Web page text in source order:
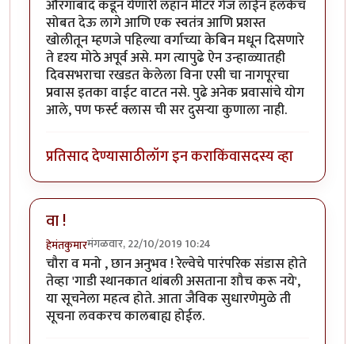
औरंगाबाद कडून येणारी लहान मीटर गेज लाईन हलकेच
सोबत देऊ लागे आणि एक स्वतंत्र आणि प्रशस्त
खोलीतून म्हणजे पहिल्या वर्गाच्या केबिन मधून दिसणारे
ते दृश्य मोठे अपूर्व असे. मग त्यापुढे ऐन उन्हाळ्यातही
दिवसभराचा रखडत केलेला विना एसी चा नागपूरचा
प्रवास इतका वाईट वाटत नसे. पुढे अनेक प्रवासांचे योग
आले, पण फर्स्ट क्लास ची सर दुसऱ्या कुणाला नाही.
प्रतिसाद देण्यासाठीलॉग इन कराकिंवासदस्य व्हा
वा !
हेमंतकुमारमंगळवार, 22/10/2019 10:24
चौरा व मनो , छान अनुभव ! रेल्वेचे पारंपरिक संडास होते
तेव्हा 'गाडी स्थानकात थांबली असताना शौच करू नये',
या सूचनेला महत्व होते. आता जैविक सुधारणेमुळे ती
सूचना लवकरच कालबाह्य होईल.